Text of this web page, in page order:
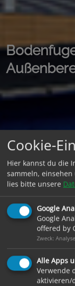
Cookie-
Hier kannst du die
sammeln,
lies bitte unsere
Google
Google
offered by
Zweck: Analyse
Alle Apps
Verwende
aktivieren/